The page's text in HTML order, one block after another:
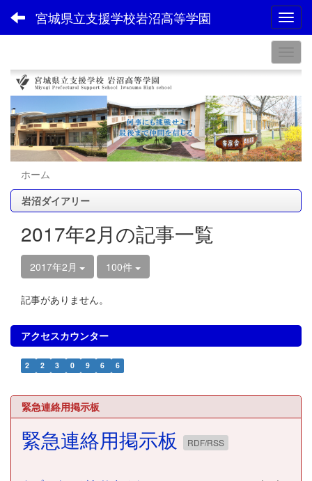
宮城県立支援学校岩沼高等学園
ホーム
岩沼ダイアリー
2017年2月の記事一覧
2017年2月 100件
記事がありません。
アクセスカウンター
2 2 3 0 9 6 6
緊急連絡用掲示板
緊急連絡用掲示板 RDF/RSS